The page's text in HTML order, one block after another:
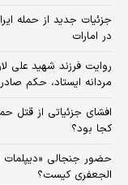
جزئیات جدید از حمله
در امارات
روایت فرزند شهید علی
مردانه ایستاد، حکم
افشای جزئیاتی از قتل
کجا بود؟
حضور جنجالی
الجعفری کیست؟